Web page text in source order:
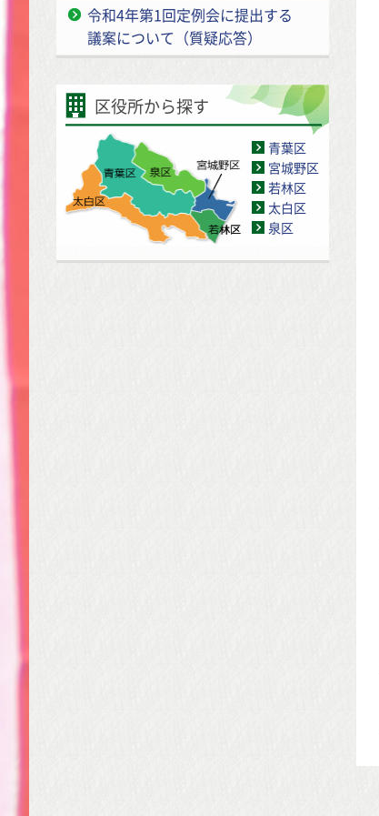
令和4年第1回定例会に提出する
議案について（質疑応答）
区役所から探す
青葉区
宮城野区
若林区
太白区
泉区